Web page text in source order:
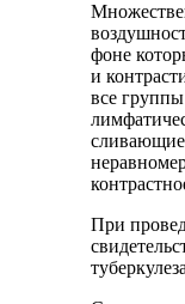
фоне
и
все
При